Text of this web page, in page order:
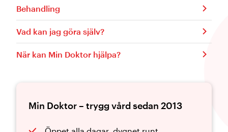
Behandling
Vad kan jag göra själv?
När kan Min Doktor hjälpa?
Min Doktor – trygg vård sedan 2013